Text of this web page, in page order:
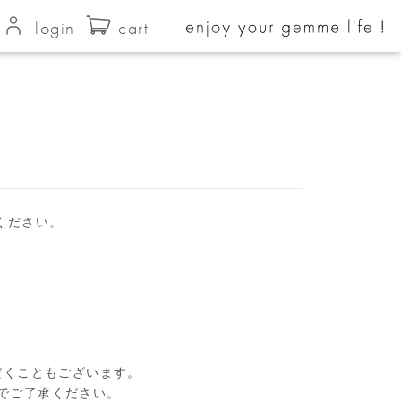
login cart
さい。
こともございます。
了承ください。